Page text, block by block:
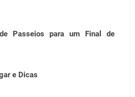
Passeios para um Final de
e Dicas